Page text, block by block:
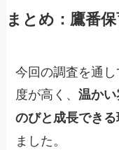
まとめ：鷹番
今回の調査を通
度が高く、温か
のびと成長でき
ました。